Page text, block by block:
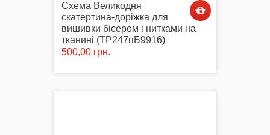
Схема Великодня
скатертина-доріжка для
вишивки бісером і нитками на
тканині (ТР247пБ9916)
500,00 грн.